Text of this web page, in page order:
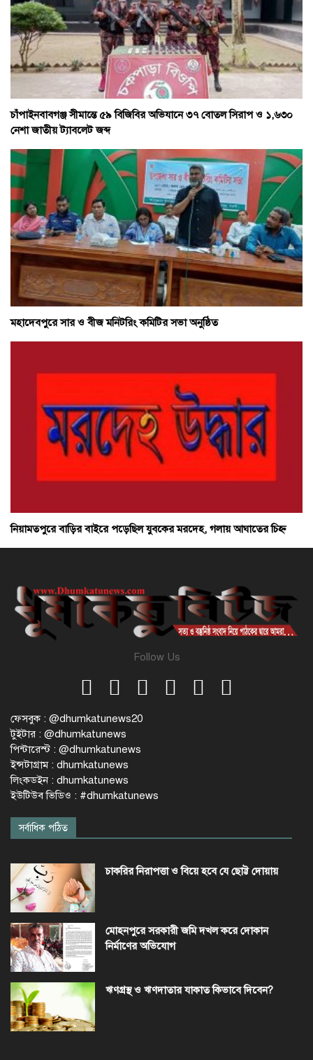
চাঁপাইনবাবগঞ্জ সীমান্তে ৫৯ বিজিবির অভিযানে ৩৭ বোতল সিরাপ ও ১,৬৩০
নেশা জাতীয় ট্যাবলেট জব্দ
মহাদেবপুরে সার ও বীজ মনিটরিং কমিটির সভা অনুষ্ঠিত
নিয়ামতপুরে বাড়ির বাইরে পড়েছিল যুবকের মরদেহ, গলায় আঘাতের চিহ্ন
Follow Us
ফেসবুক : @dhumkatunews20
টুইটার : @dhumkatunews
পিন্টারেস্ট : @dhumkatunews
ইন্সটাগ্রাম : dhumkatunews
লিংকডইন : dhumkatunews
ইউটিউব ভিডিও : #dhumkatunews
সর্বাধিক পঠিত
চাকরির নিরাপত্তা ও বিয়ে হবে যে ছোট্ট দোয়ায়
মোহনপুরে সরকারী জমি দখল করে দোকান
নির্মাণের অভিযোগ
ঋণগ্রস্থ ও ঋণদাতার যাকাত কিভাবে দিবেন?